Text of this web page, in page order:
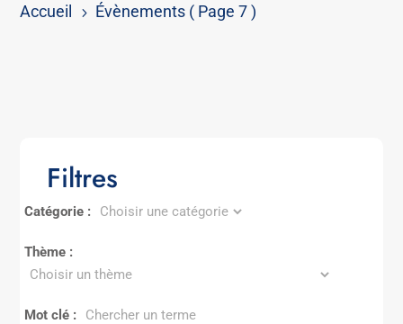
Accueil 5 Évènements ( Page 7 )
Filtres
Catégorie :
Thème :
Mot clé :